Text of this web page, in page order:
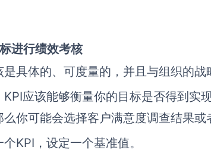
进行绩效考核
是具体的、可度量的，并且与组织的战
KPI应该能够衡量你的目标是否得到实
你可能会选择客户满意度调查结果或
KPI，设定一个基准值。